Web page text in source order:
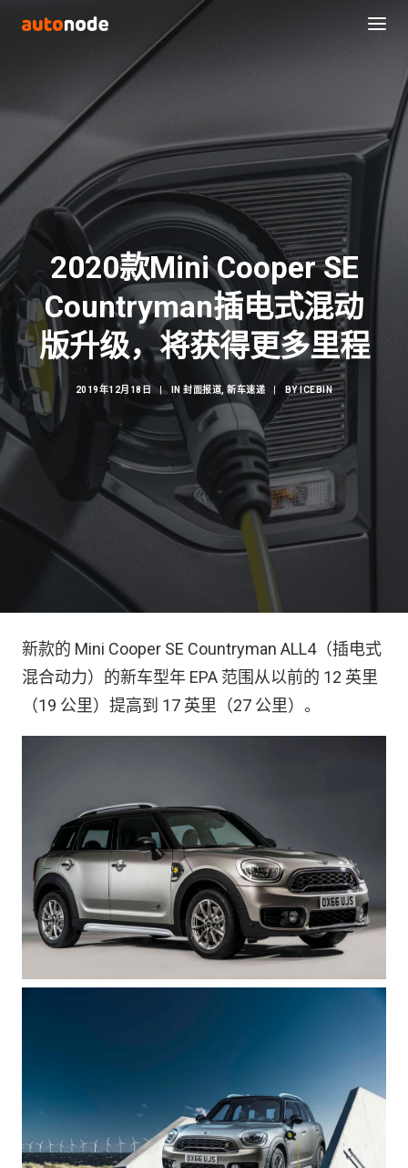
Search
2020款Mini Cooper SE
Countryman插电式混动
版升级，将获得更多里程
2019年12月18日 | IN封面报道 ,新车速递 BYICEBIN
新款的 Mini Cooper SE Countryman ALL4（插电式
混合动力）的新车型年 EPA 范围从以前的 12 英里
（19 公里）提高到 17 英里（27 公里）。